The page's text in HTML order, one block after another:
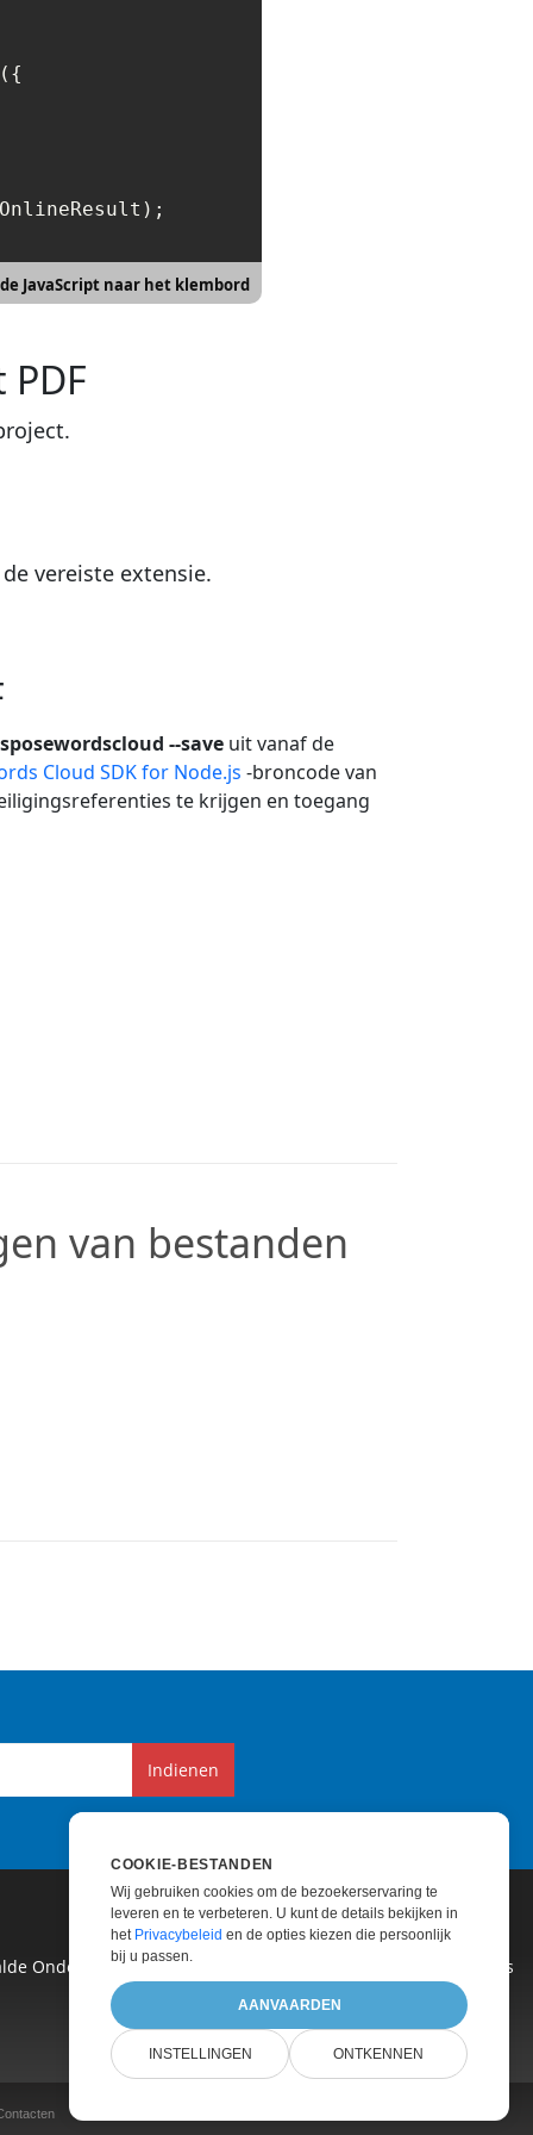
({
JavaScript naar het klembord
vereiste extensie.
--save uit vanaf de
Cloud SDK for Node.js -broncode van
te krijgen en toegang
van bestanden
Indienen
Ondersteuning | Websites
COOKIE-BESTANDEN
Wij gebruiken cookies om de bezoekerservaring te
leveren en te verbeteren. U kunt de details bekijken in
het Privacybeleid en de opties kiezen die persoonlijk
bij u passen.
AANVAARDEN
INSTELLINGEN ONTKENNEN